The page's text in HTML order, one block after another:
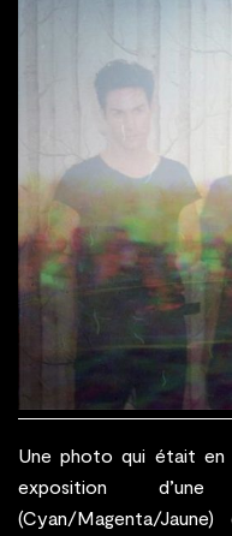
Une photo qui était en
exposition
(Cyan/Magenta/